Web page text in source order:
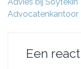
Advocatenkantoor
Een